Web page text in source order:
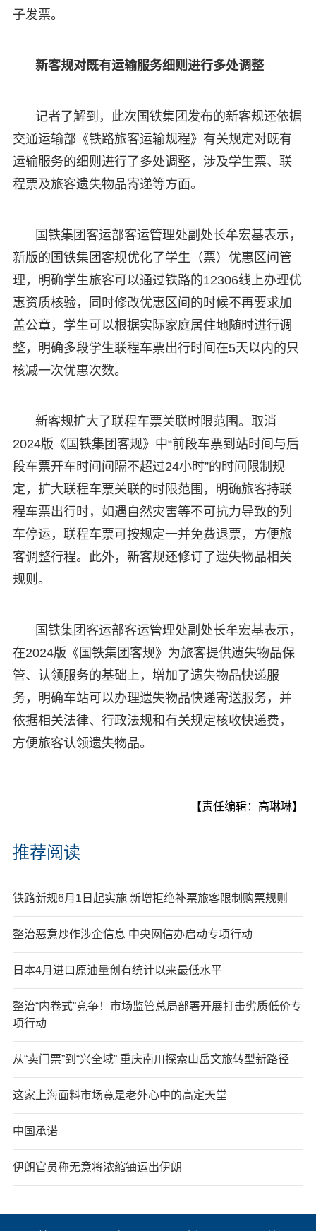
子发票。
新客规对既有运输服务细则进行多处调整
记者了解到，此次国铁集团发布的新客规还依据
交通运输部《铁路旅客运输规程》有关规定对既有
运输服务的细则进行了多处调整，涉及学生票、联
程票及旅客遗失物品寄递等方面。
国铁集团客运部客运管理处副处长牟宏基表示，
新版的国铁集团客规优化了学生（票）优惠区间管
理，明确学生旅客可以通过铁路的12306线上办理优
惠资质核验，同时修改优惠区间的时候不再要求加
盖公章，学生可以根据实际家庭居住地随时进行调
整，明确多段学生联程车票出行时间在5天以内的只
核减一次优惠次数。
新客规扩大了联程车票关联时限范围。取消
2024版《国铁集团客规》中“前段车票到站时间与后
段车票开车时间间隔不超过24小时”的时间限制规
定，扩大联程车票关联的时限范围，明确旅客持联
程车票出行时，如遇自然灾害等不可抗力导致的列
车停运，联程车票可按规定一并免费退票，方便旅
客调整行程。此外，新客规还修订了遗失物品相关
规则。
国铁集团客运部客运管理处副处长牟宏基表示，
在2024版《国铁集团客规》为旅客提供遗失物品保
管、认领服务的基础上，增加了遗失物品快递服
务，明确车站可以办理遗失物品快递寄送服务，并
依据相关法律、行政法规和有关规定核收快递费，
方便旅客认领遗失物品。
【责任编辑：高琳琳】
推荐阅读
铁路新规6月1日起实施 新增拒绝补票旅客限制购票规则
整治恶意炒作涉企信息 中央网信办启动专项行动
日本4月进口原油量创有统计以来最低水平
整治“内卷式”竞争！市场监管总局部署开展打击劣质低价专
项行动
从“卖门票”到“兴全域” 重庆南川探索山岳文旅转型新路径
这家上海面料市场竟是老外心中的高定天堂
中国承诺
伊朗官员称无意将浓缩铀运出伊朗